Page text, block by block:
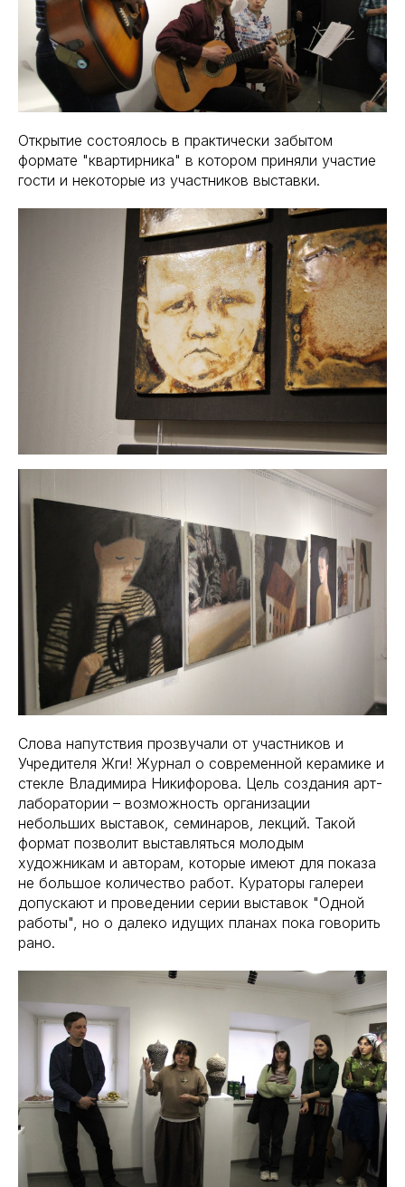
Открытие состоялось в практически забытом
формате "квартирника" в котором приняли участие
гости и некоторые из участников выставки.
Слова напутствия прозвучали от участников и
Учредителя Жги! Журнал о современной керамике и
стекле Владимира Никифорова. Цель создания арт-
лаборатории – возможность организации
небольших выставок, семинаров, лекций. Такой
формат позволит выставляться молодым
художникам и авторам, которые имеют для показа
не большое количество работ. Кураторы галереи
допускают и проведении серии выставок "Одной
работы", но о далеко идущих планах пока говорить
рано.